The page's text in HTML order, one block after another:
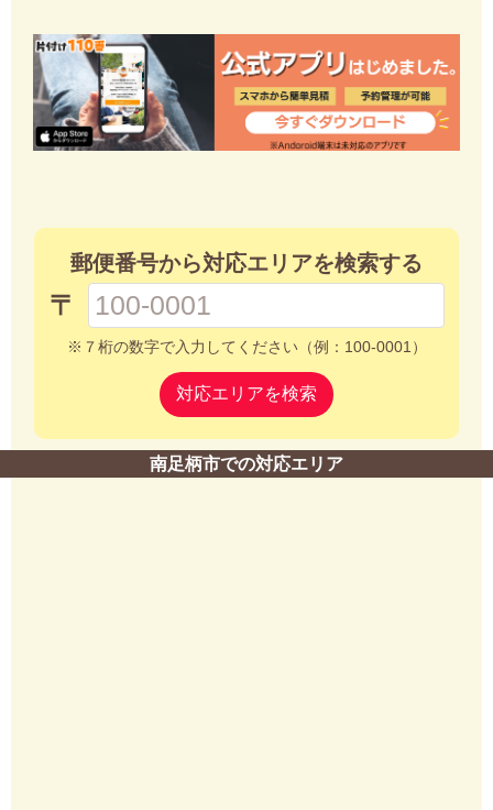
郵便番号から対応エリアを検索する
〒
※７桁の数字で入力してください（例：100-0001）
対応エリアを検索
南足柄市での対応エリア